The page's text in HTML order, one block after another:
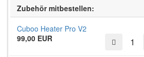
Zubehör mitbestellen:
Cuboo Heater Pro V2
99,00 EUR